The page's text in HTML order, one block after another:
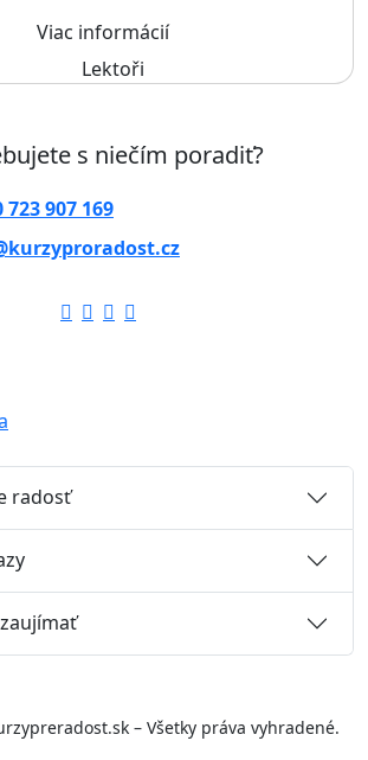
Viac informácií
s niečím poradiť?
723 907 169
radosť
– Všetky práva vyhradené.